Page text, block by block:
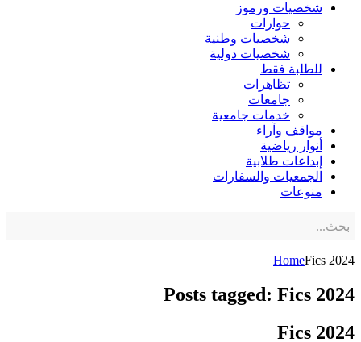
شخصيات ورموز
حوارات
شخصيات وطنية
شخصيات دولية
للطلبة فقط
تظاهرات
جامعات
خدمات جامعية
مواقف وآراء
أنوار رياضية
إبداعات طلابية
الجمعيات والسفارات
منوعات
HomeFics 2024
Posts tagged: Fics 2024
Fics 2024